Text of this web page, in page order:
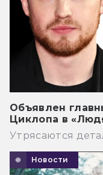
Объявлен
Циклопа в
Утрясаются
Новости